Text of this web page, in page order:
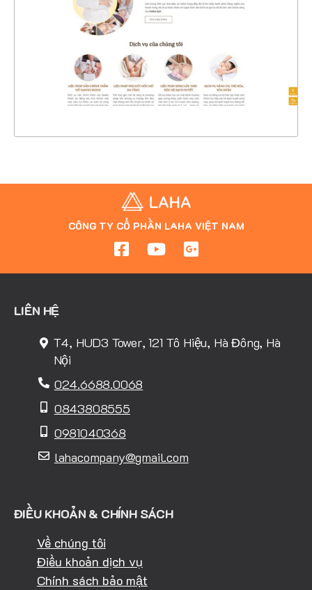
CHI TIẾT
XEM THỰC TẾ
CÔNG TY CỔ PHẦN LAHA VIỆT NAM
LIÊN HỆ
T4, HUD3 Tower, 121 Tô Hiệu, Hà Đông, Hà
Nội
024.6688.0068
0843808555
0981040368
lahacompany@gmail.com
ĐIỀU KHOẢN & CHÍNH SÁCH
Về chúng tôi
Điều khoản dịch vụ
Chính sách bảo mật